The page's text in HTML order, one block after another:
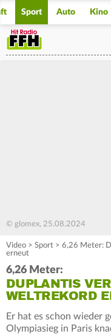
Sport Auto Kino
© glomex, 25.08.2024
Video > Sport > 6,26 Meter:
erneut
6,26 Meter:
DUPLANTIS
WELTREKORD
Er hat es schon wieder
Olympiasieg in Paris